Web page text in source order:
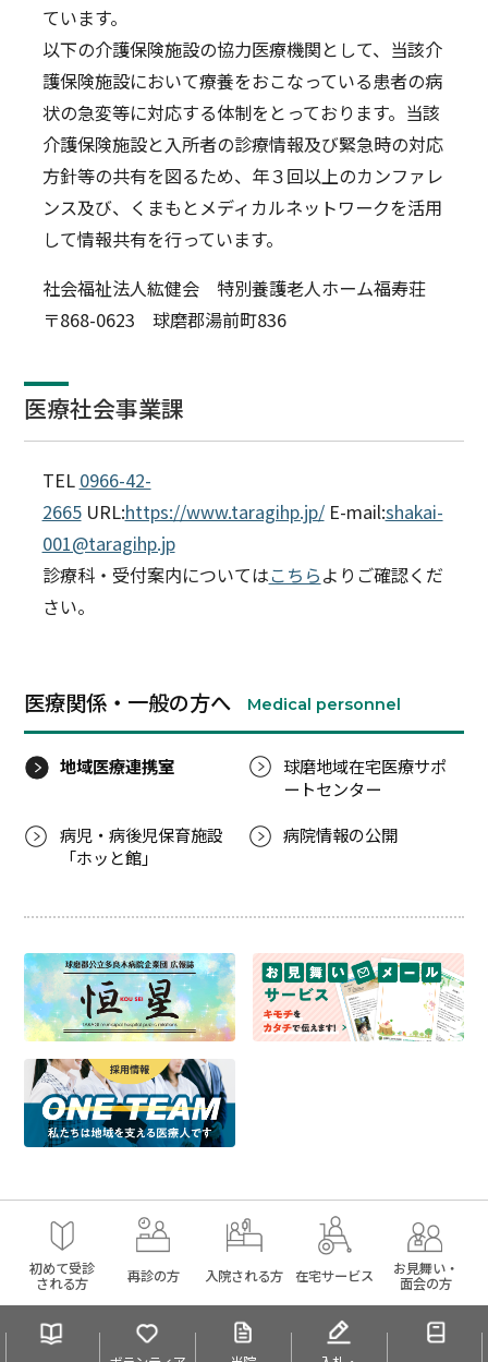
ています。
以下の介護保険施設の協力医療機関として、当該介
護保険施設において療養をおこなっている患者の病
状の急変等に対応する体制をとっております。当該
介護保険施設と入所者の診療情報及び緊急時の対応
方針等の共有を図るため、年３回以上のカンファレ
ンス及び、くまもとメディカルネットワークを活用
して情報共有を行っています。
社会福祉法人紘健会 特別養護老人ホーム福寿荘
〒868-0623 球磨郡湯前町836
医療社会事業課
TEL 0966-42-
2665URL:https://www.taragihp.jp/E-mail:shakai-
001@taragihp.jp
診療科・受付案内についてはこちらよりご確認くだ
さい。
Medical personnel
医療関係・一般の方へ
地域医療連携室
球磨地域在宅医療サポ
ートセンター
病児・病後児保育施設
「ホッと館」
病院情報の公開
初めて受診
される方 再診の方 入院される方 在宅サービス お見舞い・
面会の方